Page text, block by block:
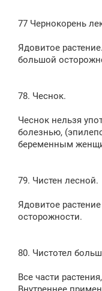
77 Чернокорень
Ядовитое
большой
78. Чеснок.
Чеснок нельзя
болезнью,
беременным
79. Чистен лесной.
Ядовитое
осторожности.
80. Чистотел
Все части